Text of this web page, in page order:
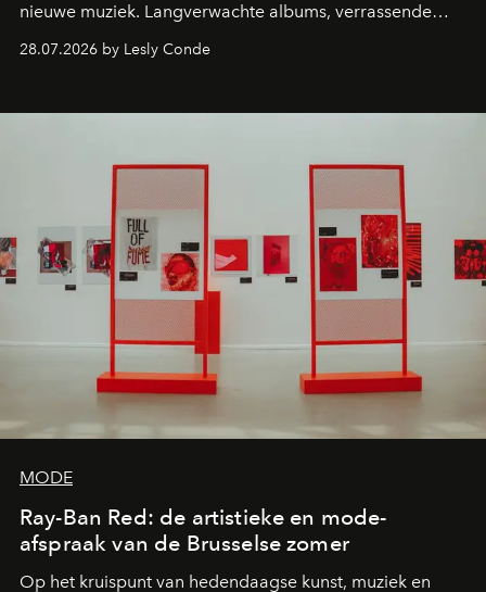
nieuwe muziek. Langverwachte albums, verrassende
comebacks en veelbelovende nieuwe projecten: dit zijn
de releases die je niet mag missen.
28.07.2026 by Lesly Conde
MODE
Ray-Ban Red: de artistieke en mode-
afspraak van de Brusselse zomer
Op het kruispunt van hedendaagse kunst, muziek en